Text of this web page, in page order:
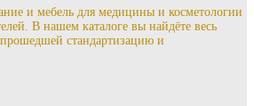
и мебель для медицины и косметологии
В нашем каталоге вы найдёте весь
стандартизацию и